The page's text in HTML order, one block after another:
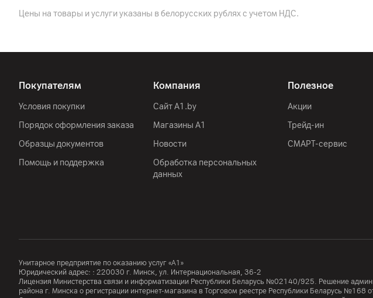
Габариты
Вес
Особенности
Импортер
Цены на товары и услуги указаны в белорусских рублях с учетом НДС.
Покупателям
Условия покупки
Порядок оформления заказа
Образцы документов
Помощь и поддержка
Компания
Сайт A1.by
Магазины А1
Новости
Обработка персональных
данных
Полезное
Акции
Трейд-ин
СМАРТ-сервис
Унитарное предприятие по оказанию услуг «А1»
Юридический адрес: : 220030 г. Минск, ул. Интернациональная, 36-2
Лицензия Министерства связи и информатизации Республики Беларусь №02140/925. Решение
района г. Минска о регистрации интернет-магазина в Торговом реестре Республики Беларусь №168